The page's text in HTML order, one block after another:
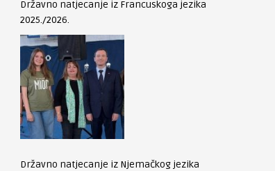
Državno natjecanje iz Francuskoga jezika
2025./2026.
Državno natjecanje iz Njemačkog jezika